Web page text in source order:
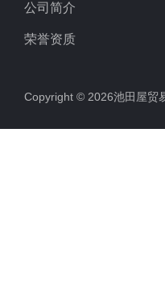
公司简介
荣誉资质
Copyright © 2026池田屋